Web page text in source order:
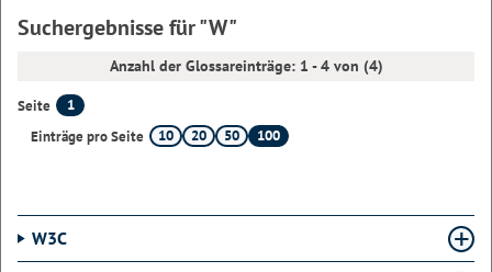
Suchergebnisse für "W"
Anzahl der Glossareinträge: 1 - 4 von (4)
Seite
1
Einträge pro Seite
10 20 50 100
W3C